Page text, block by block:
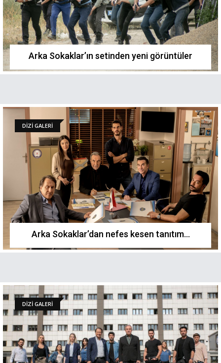
Arka Sokaklar’ın setinden yeni görüntüler
DİZİ GALERİ
Arka Sokaklar’dan nefes kesen tanıtım…
DİZİ GALERİ